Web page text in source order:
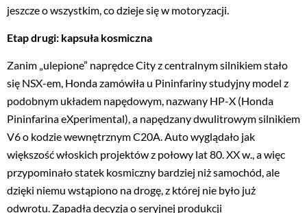
jeszcze o wszystkim, co dzieje się w motoryzacji.
Etap drugi: kapsuła kosmiczna
Zanim „ulepione” naprędce City z centralnym silnikiem stało
się NSX-em, Honda zamówiła u Pininfariny studyjny model z
podobnym układem napędowym, nazwany HP-X (Honda
Pininfarina eXperimental), a napędzany dwulitrowym silnikiem
V6 o kodzie wewnętrznym C20A. Auto wyglądało jak
większość włoskich projektów z połowy lat 80. XX w., a więc
przypominało statek kosmiczny bardziej niż samochód, ale
dzięki niemu wstąpiono na drogę, z której nie było już
odwrotu. Zapadła decyzja o seryjnej produkcji